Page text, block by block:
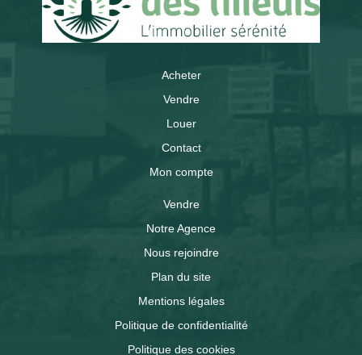
Acheter
Vendre
Louer
Contact
Mon compte
Vendre
Notre Agence
Nous rejoindre
Plan du site
Mentions légales
Politique de confidentialité
Politique des cookies